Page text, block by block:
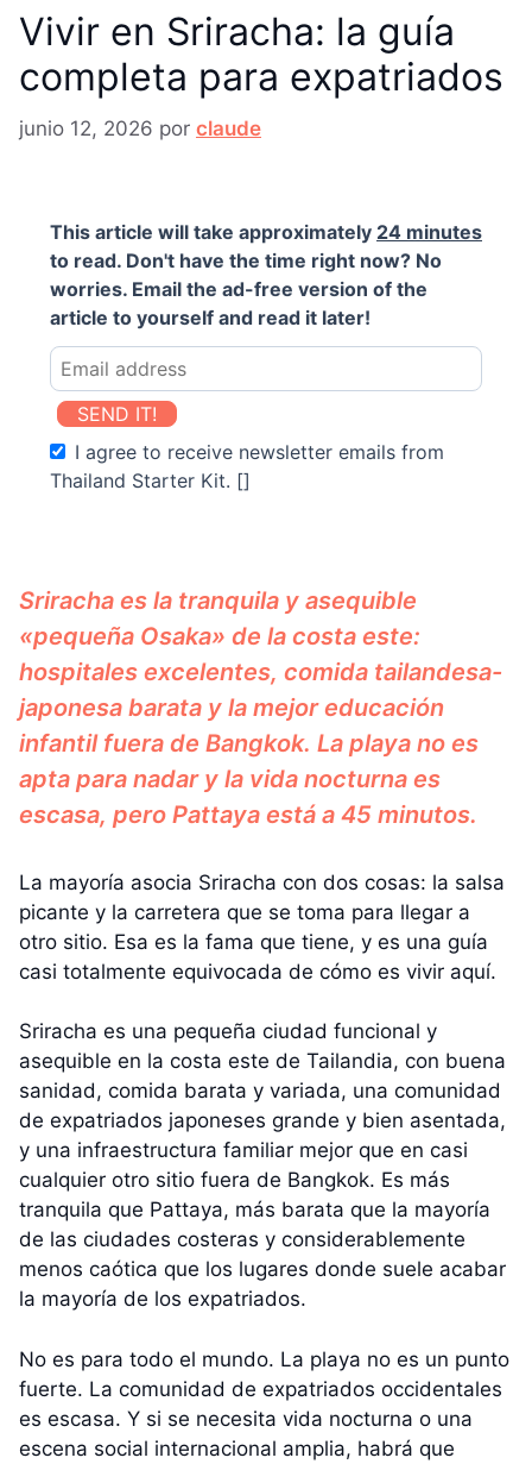
Vivir en Sriracha: la guía
completa para expatriados
junio 12, 2026 por claude
This article will take approximately 24 minutes
to read. Don't have the time right now? No
worries. Email the ad-free version of the
article to yourself and read it later!
SEND IT!
I agree to receive newsletter emails from
Thailand Starter Kit. []
Sriracha es la tranquila y asequible
«pequeña Osaka» de la costa este:
hospitales excelentes, comida tailandesa-
japonesa barata y la mejor educación
infantil fuera de Bangkok. La playa no es
apta para nadar y la vida nocturna es
escasa, pero Pattaya está a 45 minutos.
La mayoría asocia Sriracha con dos cosas: la salsa
picante y la carretera que se toma para llegar a
otro sitio. Esa es la fama que tiene, y es una guía
casi totalmente equivocada de cómo es vivir aquí.
Sriracha es una pequeña ciudad funcional y
asequible en la costa este de Tailandia, con buena
sanidad, comida barata y variada, una comunidad
de expatriados japoneses grande y bien asentada,
y una infraestructura familiar mejor que en casi
cualquier otro sitio fuera de Bangkok. Es más
tranquila que Pattaya, más barata que la mayoría
de las ciudades costeras y considerablemente
menos caótica que los lugares donde suele acabar
la mayoría de los expatriados.
No es para todo el mundo. La playa no es un punto
fuerte. La comunidad de expatriados occidentales
es escasa. Y si se necesita vida nocturna o una
escena social internacional amplia, habrá que